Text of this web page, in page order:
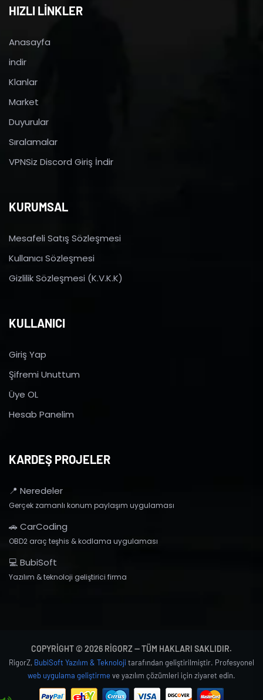
HIZLI LİNKLER
Anasayfa
indir
Klanlar
Market
Duyurular
Sıralamalar
VPNSiz Discord Giriş İndir
KURUMSAL
Mesafeli Satış Sözleşmesi
Kullanıcı Sözleşmesi
Gizlilik Sözleşmesi (K.V.K.K)
KULLANICI
Giriş Yap
Şifremi Unuttum
Üye OL
Hesab Panelim
KARDEŞ PROJELER
📍 Neredeler
Gerçek zamanlı konum paylaşım uygulaması
🚗 CarCoding
OBD2 araç teşhis & kodlama uygulaması
💻 BubiSoft
Yazılım & teknoloji geliştirici firma
COPYRIGHT © 2026 RIGORZ — TÜM HAKLARI SAKLIDIR.
RigorZ, BubiSoft Yazılım & Teknoloji tarafından geliştirilmiştir. Profesyonel
web uygulama geliştirmeve yazılım çözümleri için ziyaret edin.